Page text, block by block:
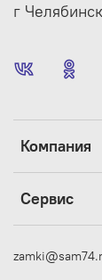
Компания
Сервис
г